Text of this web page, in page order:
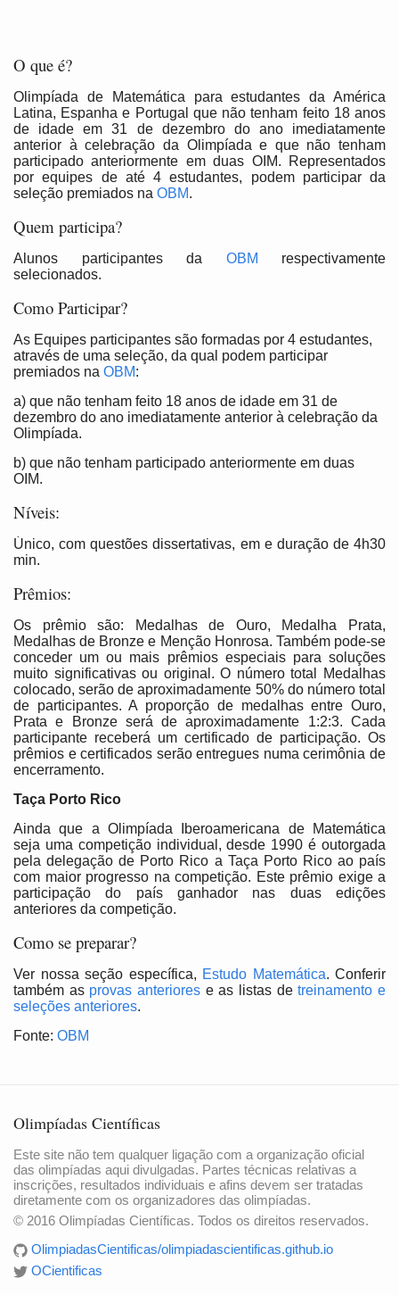
O que é?
Olimpíada de Matemática para estudantes da América
Latina, Espanha e Portugal que não tenham feito 18 anos
de idade em 31 de dezembro do ano imediatamente
anterior à celebração da Olimpíada e que não tenham
participado anteriormente em duas OIM. Representados
por equipes de até 4 estudantes, podem participar da
seleção premiados na OBM.
Quem participa?
Alunos participantes da OBM respectivamente
selecionados.
Como Participar?
As Equipes participantes são formadas por 4 estudantes,
através de uma seleção, da qual podem participar
premiados na OBM:
a) que não tenham feito 18 anos de idade em 31 de
dezembro do ano imediatamente anterior à celebração da
Olimpíada.
b) que não tenham participado anteriormente em duas
OIM.
Níveis:
Único, com questões dissertativas, em e duração de 4h30
min.
Prêmios:
Os prêmio são: Medalhas de Ouro, Medalha Prata,
Medalhas de Bronze e Menção Honrosa. Também pode-se
conceder um ou mais prêmios especiais para soluções
muito significativas ou original. O número total Medalhas
colocado, serão de aproximadamente 50% do número total
de participantes. A proporção de medalhas entre Ouro,
Prata e Bronze será de aproximadamente 1:2:3. Cada
participante receberá um certificado de participação. Os
prêmios e certificados serão entregues numa cerimônia de
encerramento.
Taça Porto Rico
Ainda que a Olimpíada Iberoamericana de Matemática
seja uma competição individual, desde 1990 é outorgada
pela delegação de Porto Rico a Taça Porto Rico ao país
com maior progresso na competição. Este prêmio exige a
participação do país ganhador nas duas edições
anteriores da competição.
Como se preparar?
Ver nossa seção específica, Estudo Matemática. Conferir
também as provas anteriores e as listas detreinamento e
seleções anteriores.
Fonte: OBM
Olimpíadas Científicas
Este site não tem qualquer ligação com a organização oficial
das olimpíadas aqui divulgadas. Partes técnicas relativas a
inscrições, resultados individuais e afins devem ser tratadas
diretamente com os organizadores das olimpíadas.
© 2016 Olimpíadas Científicas. Todos os direitos reservados.
OlimpiadasCientificas/olimpiadascientificas.github.io
OCientificas